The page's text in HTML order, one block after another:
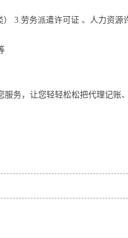
3.劳务派遣许可证 、人力资源
务，让您轻轻松松把代理记